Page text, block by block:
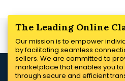
The Leading Online
Our mission is to empower
by facilitating seamless
sellers. We are committed to
marketplace that enables you
through secure and efficient